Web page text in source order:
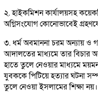
২. হাইকমিশন কার্যালয়সহ
অগ্নিসংযোগ কোনোভাবেই
৩. ধর্ম অবমাননা চরম অন্যায় ও
আদালতের মাধ্যমে তার বিচার
হাতে তুলে নেওয়ার মাধ্যমে
যুবককে পিটিয়ে হত্যার ঘটনা
তুলে নেওয়া ইসলামের শিক্ষা নয়।